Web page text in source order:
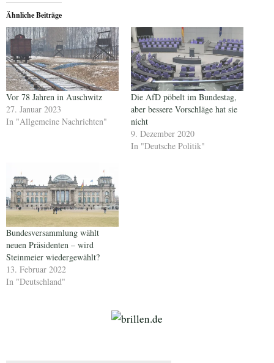
Ähnliche Beiträge
Vor 78 Jahren in Auschwitz
27. Januar 2023
In "Allgemeine Nachrichten"
Die AfD pöbelt im Bundestag,
aber bessere Vorschläge hat sie
nicht
9. Dezember 2020
In "Deutsche Politik"
Bundesversammlung wählt
neuen Präsidenten – wird
Steinmeier wiedergewählt?
13. Februar 2022
In "Deutschland"